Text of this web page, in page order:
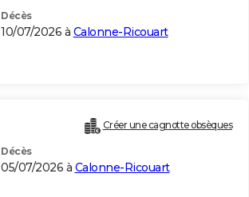
Décès
10/07/2026 à Calonne-Ricouart
Créer une cagnotte obsèques
Décès
05/07/2026 à Calonne-Ricouart